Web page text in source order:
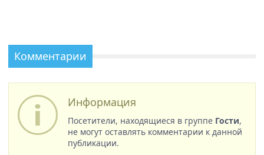
Комментарии
Информация
Посетители, находящиеся в группе Гости,
не могут оставлять комментарии к данной
публикации.